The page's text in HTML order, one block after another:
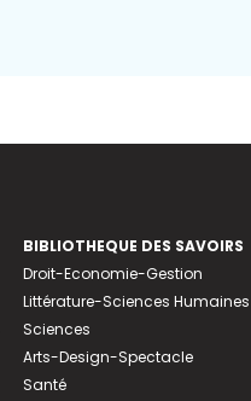
BIBLIOTHEQUE DES SAVOIRS
Droit-Economie-Gestion
Littérature-Sciences Humaines
Sciences
Arts-Design-Spectacle
Santé